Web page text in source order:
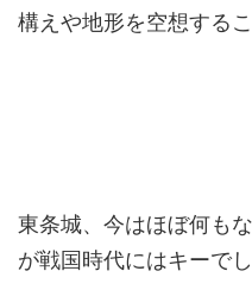
構えや地形を空想する
東条城、今はほぼ何も
が戦国時代にはキーでし